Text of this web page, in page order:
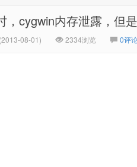
，cygwin内存泄露，但
08-01) 2334浏览 0评